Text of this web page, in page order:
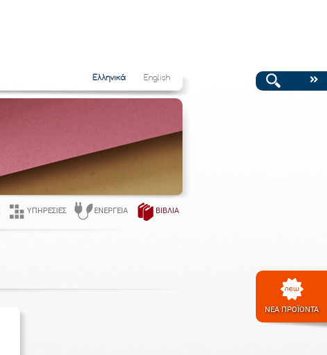
ΝΕΑ ΠΡΟΪΟΝΤΑ
Ελληνικά English
ΥΠΗΡΕΣΊΕΣ ΕΝΈΡΓΕΙΑ ΒΙΒΛΊΑ